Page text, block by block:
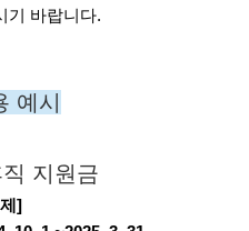
기 바랍니다.
예시
지원금
]